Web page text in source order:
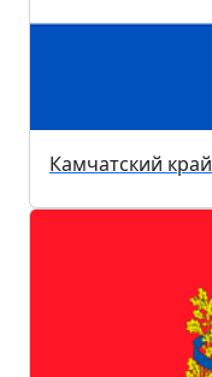
Камчатский край